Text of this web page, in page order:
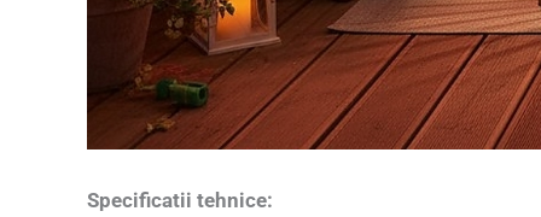
Specificatii tehnice: